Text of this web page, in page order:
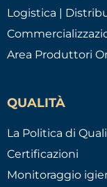
Logistica |
Area Produttori
QUALITÀ
La Politica di
Certificazioni
Monitoraggio